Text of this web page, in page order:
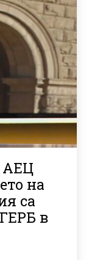
АЕЦ
на
са
в